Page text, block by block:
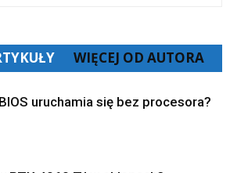
WIĘCEJ OD AUTORA
uruchamia się bez procesora?